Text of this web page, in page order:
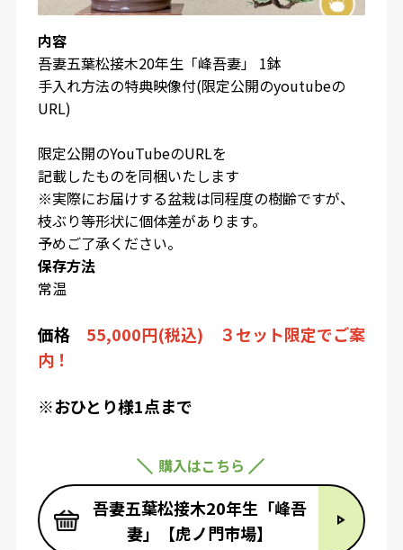
内容
吾妻五葉松接木20年生「峰吾妻」 1鉢
手入れ方法の特典映像付(限定公開のyoutubeの
URL)
限定公開のYouTubeのURLを
記載したものを同梱いたします
※実際にお届けする盆栽は同程度の樹齢ですが、
枝ぶり等形状に個体差があります。
予めご了承ください。
保存方法
常温
価格 55,000円(税込) ３セット限定でご案
内！
※おひとり様1点まで
購入はこちら
吾妻五葉松接木20年生「峰吾
妻」【虎ノ門市場】